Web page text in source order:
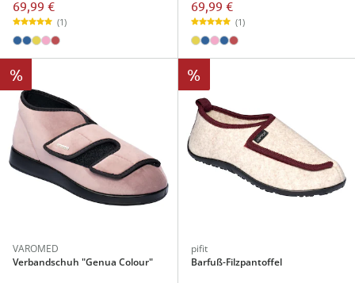
69,99 €
(1)
69,99 €
(1)
%
VAROMED
Verbandschuh "Genua Colour"
%
pifit
Barfuß-Filzpantoffel